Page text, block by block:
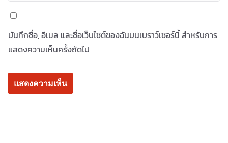
บันทึกชื่อ, อีเมล และชื่อเว็บไซต์ของฉันบนเบราว์เซอร์นี้ สำหรับการ
แสดงความเห็นครั้งถัดไป